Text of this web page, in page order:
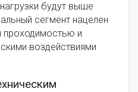
будут выше
сегмент нацелен
проходимостью и
воздействиями